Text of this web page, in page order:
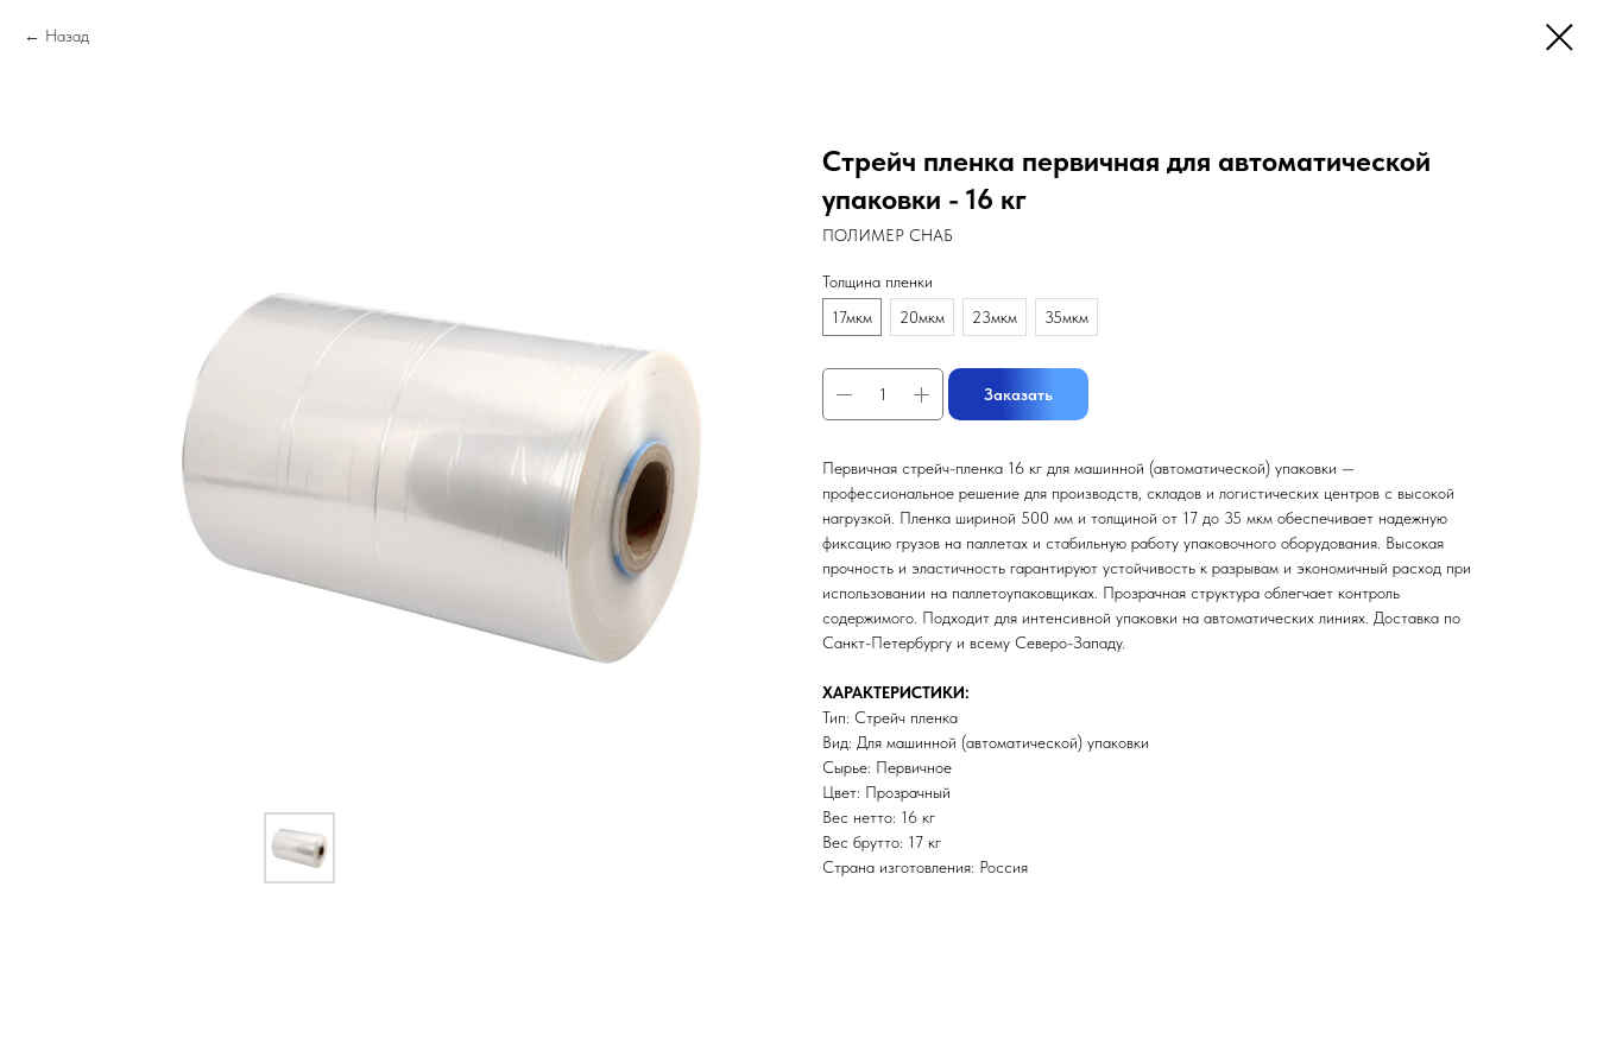
Назад
Стрейч пленка первичная для автоматической
упаковки - 16 кг
ПОЛИМЕР СНАБ
Толщина пленки
17мкм
20мкм 23мкм 35мкм
Заказать
Первичная стрейч-пленка 16 кг для машинной (автоматической) упаковки —
профессиональное решение для производств, складов и логистических центров с высокой
нагрузкой. Пленка шириной 500 мм и толщиной от 17 до 35 мкм обеспечивает надежную
фиксацию грузов на паллетах и стабильную работу упаковочного оборудования. Высокая
прочность и эластичность гарантируют устойчивость к разрывам и экономичный расход при
использовании на паллетоупаковщиках. Прозрачная структура облегчает контроль
содержимого. Подходит для интенсивной упаковки на автоматических линиях. Доставка по
Санкт-Петербургу и всему Северо-Западу.
ХАРАКТЕРИСТИКИ:
Тип: Стрейч пленка
Вид: Для машинной (автоматической) упаковки
Сырье: Первичное
Цвет: Прозрачный
Вес нетто: 16 кг
Вес брутто: 17 кг
Страна изготовления: Россия